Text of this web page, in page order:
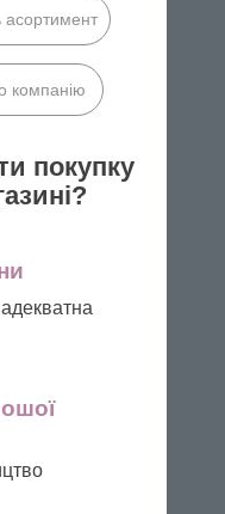
асортимент
компанію
покупку